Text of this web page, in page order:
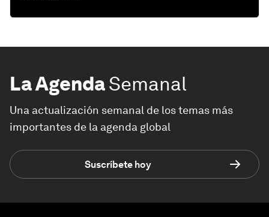
La AgendaSemanal
Una actualización semanal de los temas más
importantes de la agenda global
Suscríbete hoy